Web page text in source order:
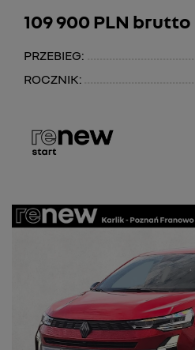
109 900 PLN brutto
PRZEBIEG:
ROCZNIK: